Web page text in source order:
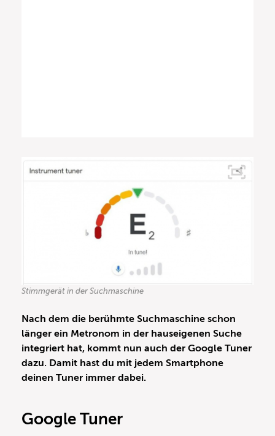
Stimmgerät in der Suchmaschine
Nach dem die berühmte Suchmaschine schon
länger ein Metronom in der hauseigenen Suche
integriert hat, kommt nun auch der Google Tuner
dazu. Damit hast du mit jedem Smartphone
deinen Tuner immer dabei.
Google Tuner